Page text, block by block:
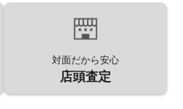
対面だから安心
店頭査定